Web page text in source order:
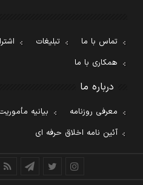
تماس با ما تبلیغات
همکاری با ما
درباره ما
معرفی روزنامه
بیانیه
آئین نامه اخلاق حرفه ای